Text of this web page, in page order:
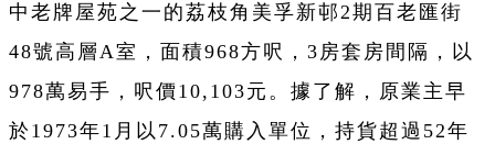
中老牌屋苑之一的荔枝角美孚新邨2期百老匯街
48號高層A室，面積968方呎，3房套房間隔，以
978萬易手，呎價10,103元。據了解，原業主早
於1973年1月以7.05萬購入單位，持貨超過52年